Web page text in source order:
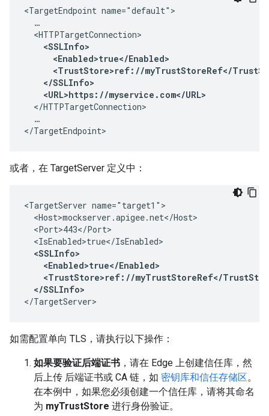
<TargetEndpoint name="default">
  …
  <HTTPTargetConnection>
<SSLInfo>
      <Enabled>true</Enabled>
<TrustStore>ref://myTrustStoreRef</
    </SSLInfo>
    <URL>https://myservice.com</URL>
  </HTTPTargetConnection>
  …
</TargetEndpoint>
或者，在 TargetServer 定义中：
<TargetServer name="target1">
  <Host>mockserver.apigee.net</Host>
  <Port>443</Port>
  <IsEnabled>true</IsEnabled>
<SSLInfo>
    <Enabled>true</Enabled>
<TrustStore>ref://myTrustStoreRef</
  </SSLInfo>
</TargetServer>
如需配置单向 TLS，请执行以下操作：
如果要验证后端证书 ，请在 Edge 上创建信任库，然
后上传 后端证书或 CA 链，如 密钥库和信任存储区。
在本例中，如果您必须创建一个信任库，请将其命名
为 myTrustStore 进行身份验证。